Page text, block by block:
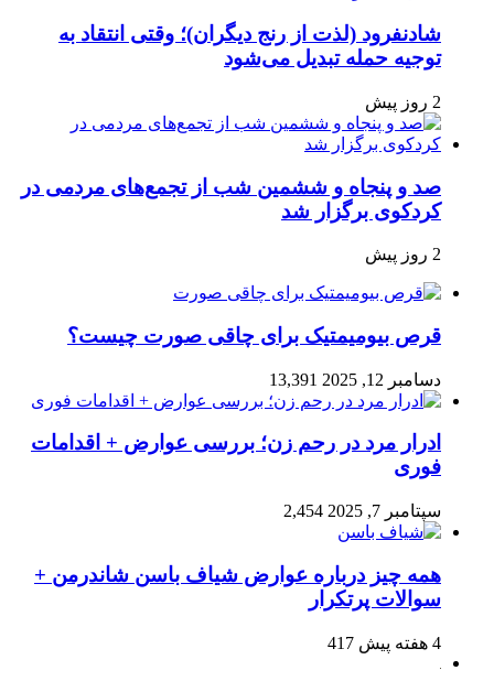
شادنفرود (لذت از رنج دیگران)؛ وقتی انتقاد به
توجیه حمله تبدیل می‌شود
2 روز پیش
صد و پنجاه‌ و ششمین شب از تجمع‌های مردمی در
کردکوی برگزار شد
2 روز پیش
قرص بیومیمتیک برای چاقی صورت چیست؟
دسامبر 12, 2025 13,391
ادرار مرد در رحم زن؛ بررسی عوارض + اقدامات
فوری
سپتامبر 7, 2025 2,454
همه چیز درباره عوارض شیاف باسن شاندرمن +
سوالات پرتکرار
4 هفته پیش 417